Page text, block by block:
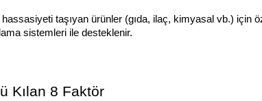
hassasiyeti taşıyan ürünler (gıda, ilaç, kimyasal vb.) için
sistemleri ile desteklenir.
Kılan 8 Faktör